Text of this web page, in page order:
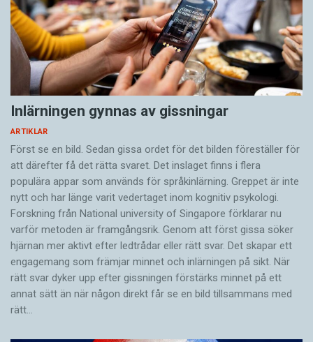
Inlärningen gynnas av gissningar
ARTIKLAR
Först se en bild. Sedan gissa ordet för det bilden föreställer för
att därefter få det rätta svaret. Det inslaget finns i flera
populära appar som används för språkinlärning. Greppet är inte
nytt och har länge varit vedertaget inom kognitiv psykologi.
Forskning från National university of Singa­pore förklarar nu
varför metoden är framgångsrik. Genom att först gissa ­söker
hjärnan mer aktivt ­efter ledtrådar eller rätt svar. Det skapar ett
engagemang som främjar minnet och inlärningen på sikt. När
rätt svar dyker upp efter gissningen förstärks minnet på ett
annat sätt än när någon direkt får se en bild tillsammans med
rätt…